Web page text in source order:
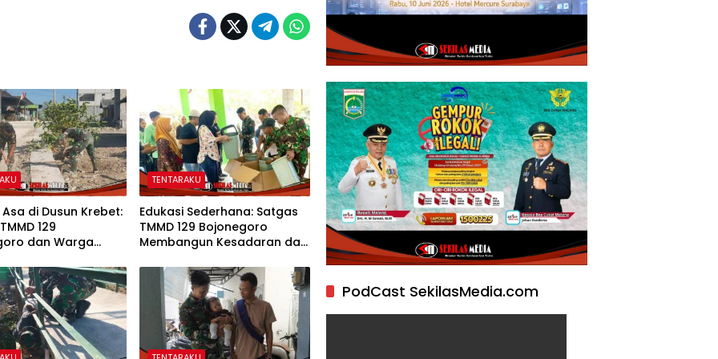
di Dusun Krebet:
129
dan Warga
TENTARAKU
Edukasi Sederhana: Satgas
TMMD 129 Bojonegoro
Membangun Kesadaran dan
di Kesongo
PodCast SekilasMedia.com